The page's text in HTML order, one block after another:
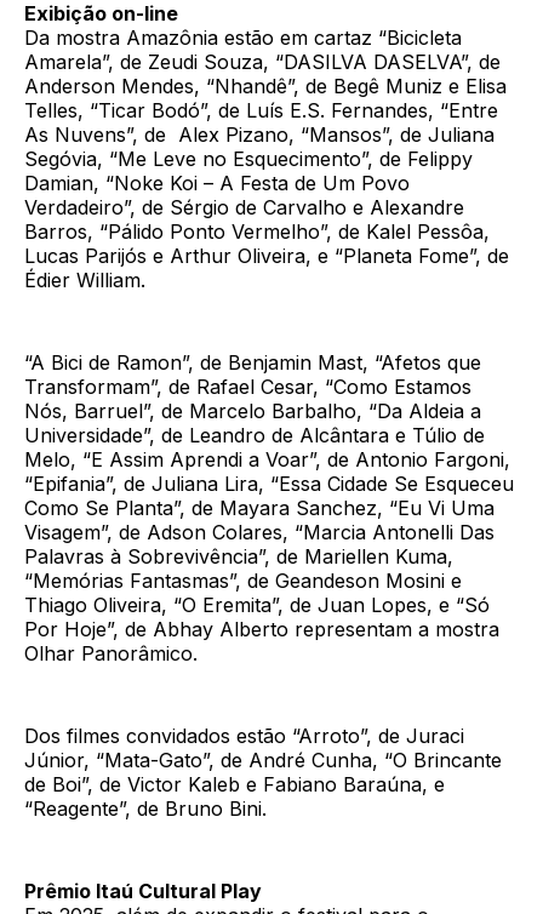
Exibição on-line
Da mostra Amazônia estão em cartaz “Bicicleta
Amarela”, de Zeudi Souza, “DASILVA DASELVA”, de
Anderson Mendes, “Nhandê”, de Begê Muniz e Elisa
Telles, “Ticar Bodó”, de Luís E.S. Fernandes, “Entre
As Nuvens”, de Alex Pizano, “Mansos”, de Juliana
Segóvia, “Me Leve no Esquecimento”, de Felippy
Damian, “Noke Koi – A Festa de Um Povo
Verdadeiro”, de Sérgio de Carvalho e Alexandre
Barros, “Pálido Ponto Vermelho”, de Kalel Pessôa,
Lucas Parijós e Arthur Oliveira, e “Planeta Fome”, de
Édier William.
“A Bici de Ramon”, de Benjamin Mast, “Afetos que
Transformam”, de Rafael Cesar, “Como Estamos
Nós, Barruel”, de Marcelo Barbalho, “Da Aldeia a
Universidade”, de Leandro de Alcântara e Túlio de
Melo, “E Assim Aprendi a Voar”, de Antonio Fargoni,
“Epifania”, de Juliana Lira, “Essa Cidade Se Esqueceu
Como Se Planta”, de Mayara Sanchez, “Eu Vi Uma
Visagem”, de Adson Colares, “Marcia Antonelli Das
Palavras à Sobrevivência”, de Mariellen Kuma,
“Memórias Fantasmas”, de Geandeson Mosini e
Thiago Oliveira, “O Eremita”, de Juan Lopes, e “Só
Por Hoje”, de Abhay Alberto representam a mostra
Olhar Panorâmico.
Dos filmes convidados estão “Arroto”, de Juraci
Júnior, “Mata-Gato”, de André Cunha, “O Brincante
de Boi”, de Victor Kaleb e Fabiano Baraúna, e
“Reagente”, de Bruno Bini.
Prêmio Itaú Cultural Play